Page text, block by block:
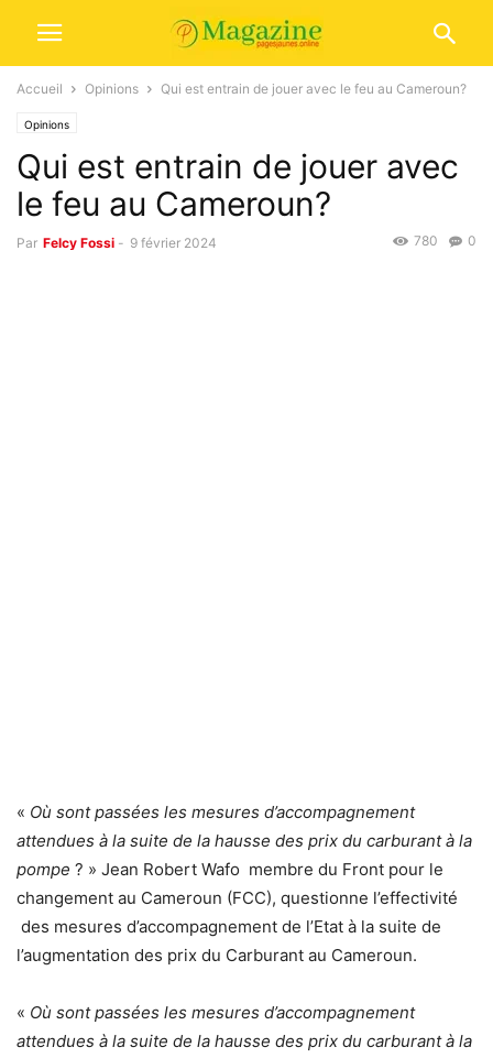
Accueil Opinions Qui est entrain de jouer avec le feu au Cameroun?
Opinions
Qui est entrain de jouer avec
le feu au Cameroun?
Par Felcy Fossi - 9 février 2024 0
780
« Où sont passées les mesures d’accompagnement
attendues à la suite de la hausse des prix du carburant à la
pompe ? » Jean Robert Wafo membre du Front pour le
changement au Cameroun (FCC), questionne l’effectivité
des mesures d’accompagnement de l’Etat à la suite de
l’augmentation des prix du Carburant au Cameroun.
« Où sont passées les mesures d’accompagnement
attendues à la suite de la hausse des prix du carburant à la